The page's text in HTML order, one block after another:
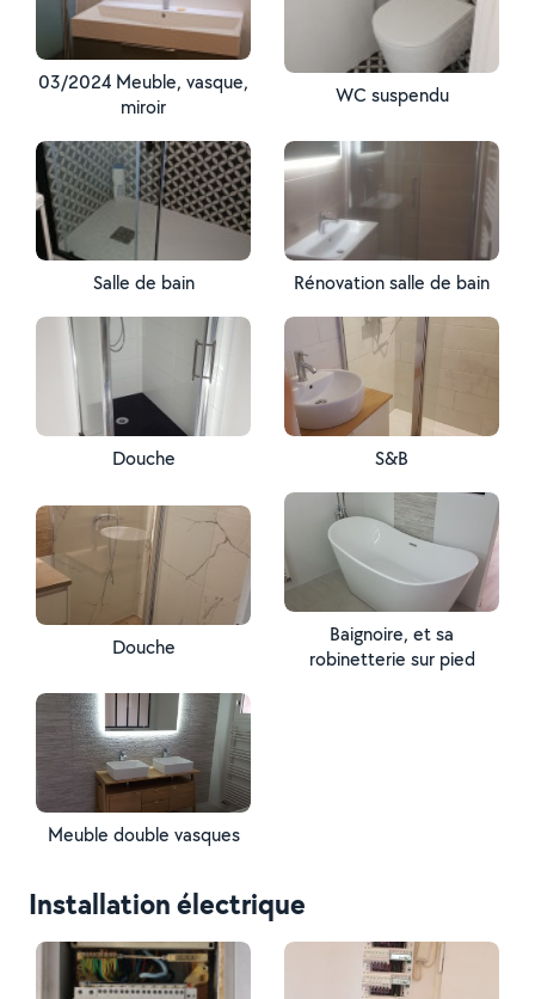
03/2024 Meuble, vasque,
miroir
WC suspendu
Salle de bain Rénovation salle de bain
Douche S&B
Douche
Baignoire, et sa
robinetterie sur pied
Meuble double vasques
Installation électrique